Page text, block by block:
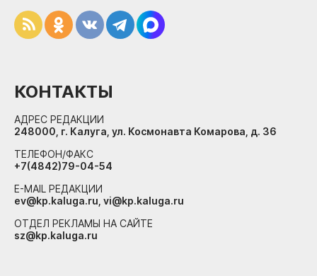
КОНТАКТЫ
АДРЕС РЕДАКЦИИ
248000, г. Калуга, ул. Космонавта Комарова, д. 36
ТЕЛЕФОН/ФАКС
+7(4842)79-04-54
E-MAIL РЕДАКЦИИ
ev@kp.kaluga.ru, vi@kp.kaluga.ru
ОТДЕЛ РЕКЛАМЫ НА САЙТЕ
sz@kp.kaluga.ru